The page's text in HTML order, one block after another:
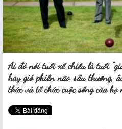
Ai đó nói tuổi xế chiều là tuổi
hay gió phiền não sầu thương,
thức và tổ chức cuộc sống của